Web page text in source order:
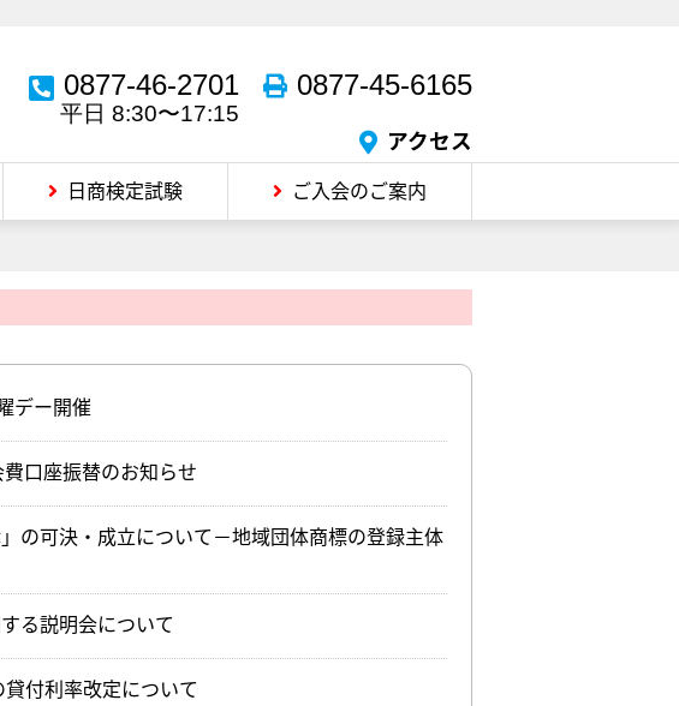
0877-46-2701
平日 8:30〜17:15
0877-45-6165
アクセス
日商検定試験 ご入会のご案内
デー開催
口座振替のお知らせ
の可決・成立について－地域団体商標の登録主体
る説明会について
付利率改定について